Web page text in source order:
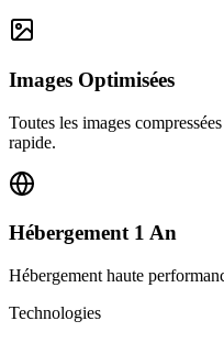
Images Optimisées
Toutes les images
rapide.
Hébergement 1 An
Hébergement haute
Technologies